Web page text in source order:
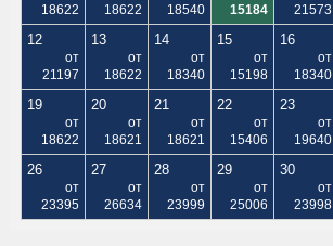
18622
18622
18540
15184
21573
12
от
21197
13
от
18622
14
от
18340
15
от
15198
16
от
18340
19
от
18622
20
от
18621
21
от
18621
22
от
15406
23
от
19640
26
от
23395
27
от
26634
28
от
23999
29
от
25006
30
от
23998